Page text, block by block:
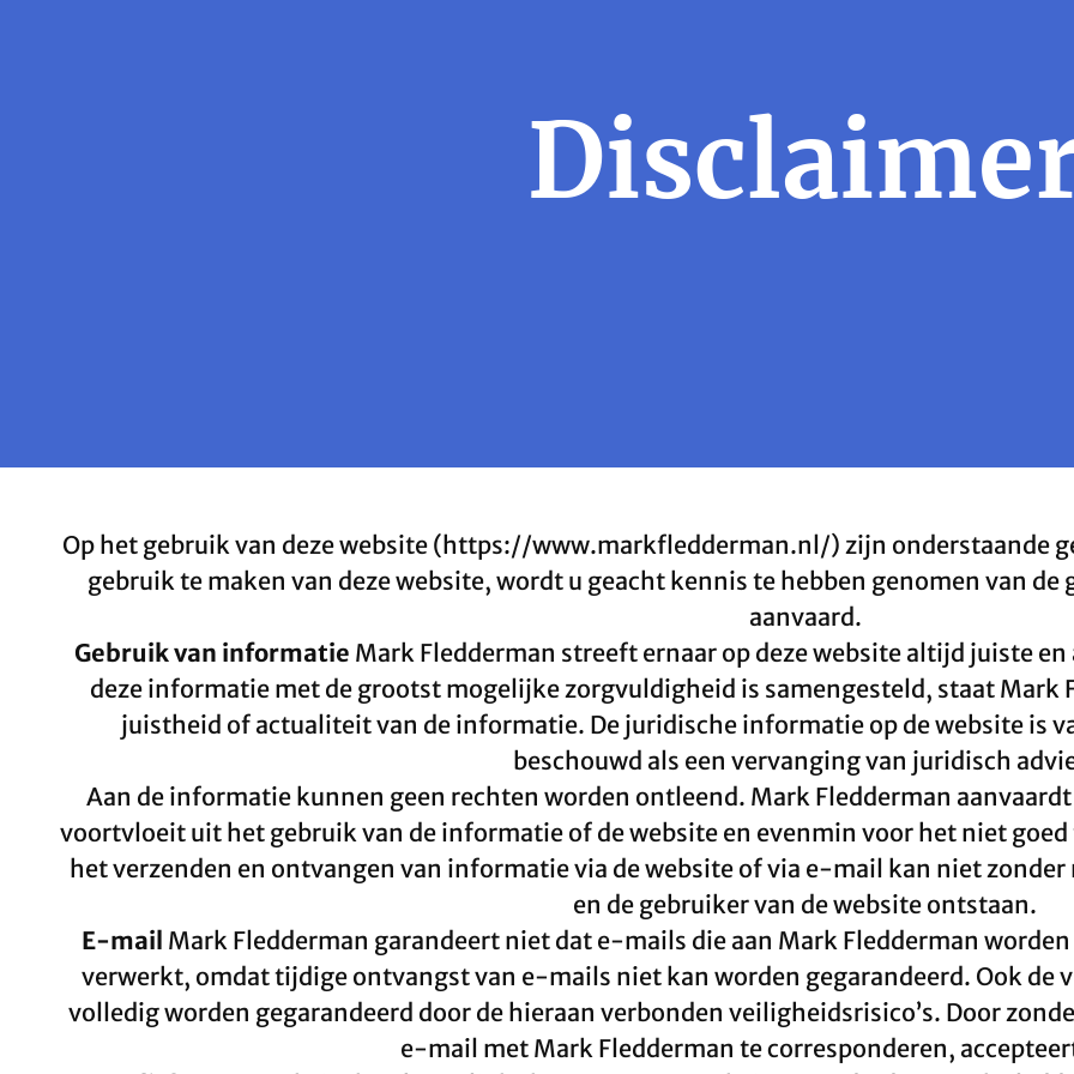
Op het gebruik van deze website (https://www.markfledderman.nl/) zijn onderstaande
gebruik te maken van deze website, wordt u geacht kennis te hebben genomen van
aanvaard.
Gebruik van informatie Mark Fledderman streeft ernaar op deze website altijd juiste
deze informatie met de grootst mogelijke zorgvuldigheid is samengesteld, staat Mark
juistheid of actualiteit van de informatie. De juridische informatie op de website is
beschouwd als een vervanging van juridisch
Aan de informatie kunnen geen rechten worden ontleend. Mark Fledderman
voortvloeit uit het gebruik van de informatie of de website en evenmin voor het niet
het verzenden en ontvangen van informatie via de website of via e-mail kan niet
en de gebruiker van de website ontstaan.
E-mail Mark Fledderman garandeert niet dat e-mails die aan Mark Fledderman
verwerkt, omdat tijdige ontvangst van e-mails niet kan worden gegarandeerd. Ook
volledig worden gegarandeerd door de hieraan verbonden veiligheidsrisico’s. Door
e-mail met Mark Fledderman te corresponderen,